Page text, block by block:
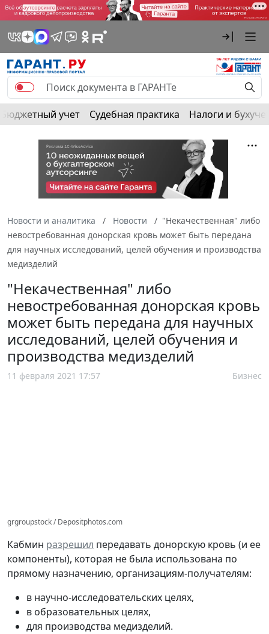
Бюджетный учет Судебная практика Налоги и
Новости и аналитика Новости
"Некачественная" либо
невостребованная донорская кровь может быть передана
для научных исследований, целей обучения и производства
медизделий
"Некачественная" либо
невостребованная донорская кровь
может быть передана для научных
исследований, целей обучения и
производства медизделий
11 февраля 2021 17:57 Бизнес
grgroupstock / Depositphotos.com
Кабмин разрешил передавать донорскую кровь (и ее
компоненты), которая не была использована по
прямому назначению, организациям-получателям:
в научно-исследовательских целях,
в образовательных целях,
для производства медизделий.